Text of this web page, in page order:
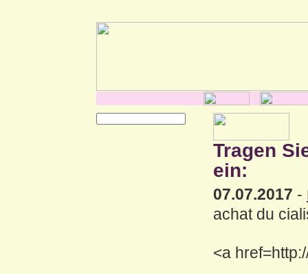
Tragen
ein:
07.07.2017 -
achat du
<a